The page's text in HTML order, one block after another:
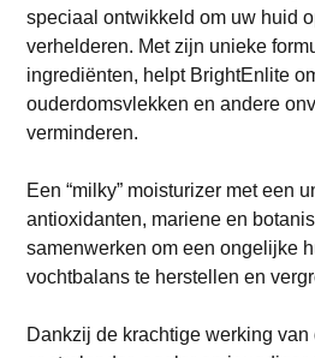
speciaal ontwikkeld om uw huid
verhelderen. Met zijn unieke
ingrediënten, helpt BrightEnlite
ouderdomsvlekken en andere
verminderen.
Een “milky” moisturizer met een
antioxidanten, mariene en
samenwerken om een ongelijke
vochtbalans te herstellen en
Dankzij de krachtige werking